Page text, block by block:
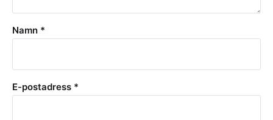
Namn *
E-postadress *